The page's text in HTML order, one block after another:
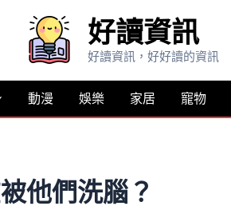
好讀資訊
好讀資訊，好好讀的資訊
動漫 娛樂 家居 寵物
他們洗腦？